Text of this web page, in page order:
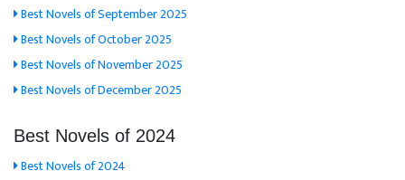
Best Novels of September 2025
Best Novels of October 2025
Best Novels of November 2025
Best Novels of December 2025
Best Novels of 2024
Best Novels of 2024